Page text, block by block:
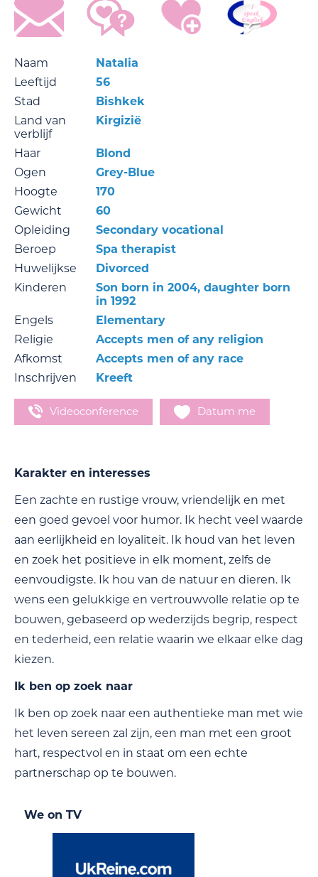
Naam
Natalia
Leeftijd
56
Stad
Bishkek
Land van
verblijf
Kirgizië
Haar
Blond
Ogen
Grey-Blue
Hoogte
170
Gewicht
60
Opleiding
Secondary vocational
Beroep
Spa therapist
Huwelijkse
Divorced
Kinderen
Son born in 2004, daughter born
in 1992
Engels
Elementary
Religie
Accepts men of any religion
Afkomst
Accepts men of any race
Inschrijven
Kreeft
Videoconference Datum me
Karakter en interesses
Een zachte en rustige vrouw, vriendelijk en met
een goed gevoel voor humor. Ik hecht veel waarde
aan eerlijkheid en loyaliteit. Ik houd van het leven
en zoek het positieve in elk moment, zelfs de
eenvoudigste. Ik hou van de natuur en dieren. Ik
wens een gelukkige en vertrouwvolle relatie op te
bouwen, gebaseerd op wederzijds begrip, respect
en tederheid, een relatie waarin we elkaar elke dag
kiezen.
Ik ben op zoek naar
Ik ben op zoek naar een authentieke man met wie
het leven sereen zal zijn, een man met een groot
hart, respectvol en in staat om een echte
partnerschap op te bouwen.
We on TV